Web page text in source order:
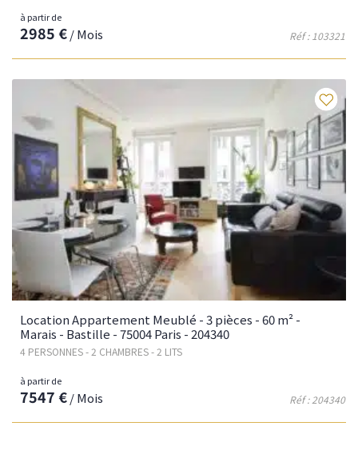
Réf : 103321
à partir de
2985 €/ Mois
Location Appartement Meublé - 3 pièces - 60 m² -
Marais - Bastille - 75004 Paris - 204340
4 PERSONNES - 2 CHAMBRES - 2 LITS
Réf : 204340
à partir de
7547 €/ Mois